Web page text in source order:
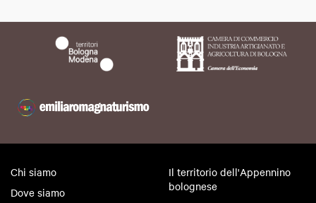
Chi siamo
Dove siamo
Il territorio dell'Appennino
bolognese